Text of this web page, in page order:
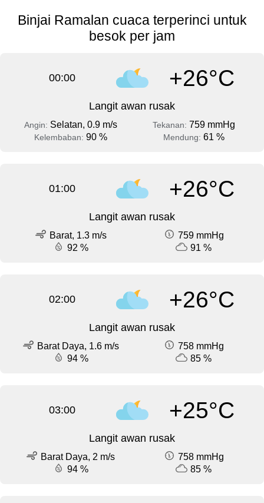
Binjai Ramalan cuaca terperinci untuk
besok per jam
00:00 +26°C
Langit awan rusak
Angin: Selatan, 0.9 m/s Tekanan: 759 mmHg
Kelembaban: 90 % Mendung: 61 %
01:00 +26°C
Langit awan rusak
Barat, 1.3 m/s
759 mmHg
92 %
91 %
02:00 +26°C
Langit awan rusak
Barat Daya, 1.6 m/s
758 mmHg
94 %
85 %
03:00 +25°C
Langit awan rusak
Barat Daya, 2 m/s
758 mmHg
94 %
85 %